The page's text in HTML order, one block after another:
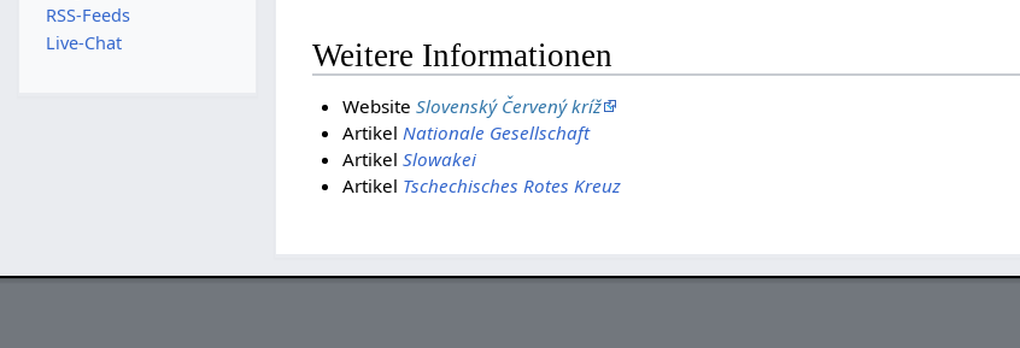
Weitere Informationen
Website Slovenský Červený kríž
Artikel Nationale Gesellschaft
Artikel Slowakei
Artikel Tschechisches Rotes Kreuz
RSS-Feeds
Live-Chat